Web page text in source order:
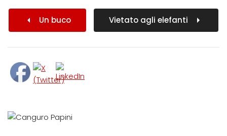
Un buco Vietato agli elefanti